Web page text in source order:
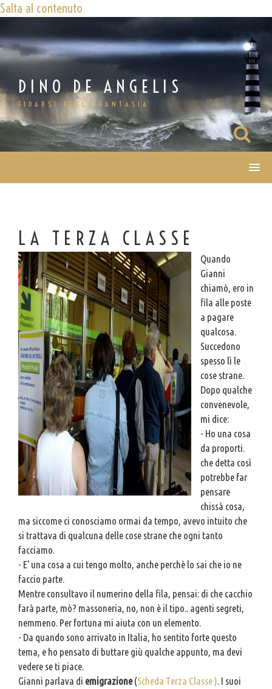
Salta al contenuto
DINO DE ANGELIS
FIDARSI DELLA FANTASIA
LA TERZA CLASSE
Quando
Gianni
chiamò, ero in
fila alle poste
a pagare
qualcosa.
Succedono
spesso lì le
cose strane.
Dopo qualche
convenevole,
mi dice:
- Ho una cosa
da proporti.
che detta così
potrebbe far
pensare
chissà cosa,
ma siccome ci conosciamo ormai da tempo, avevo intuito che
si trattava di qualcuna delle cose strane che ogni tanto
facciamo.
- E’ una cosa a cui tengo molto, anche perchè lo sai che io ne
faccio parte.
Mentre consultavo il numerino della fila, pensai: di che cacchio
farà parte, mò? massoneria, no, non è il tipo.. agenti segreti,
nemmeno. Per fortuna mi aiuta con un elemento.
- Da quando sono arrivato in Italia, ho sentito forte questo
tema, e ho pensato di buttare giù qualche appunto, ma devi
vedere se ti piace.
Gianni parlava di emigrazione(Scheda Terza Classe ). I suoi